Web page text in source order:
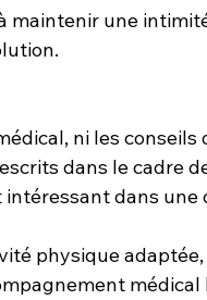
maintenir une
ni les
dans le cadre
dans une
physique
médical